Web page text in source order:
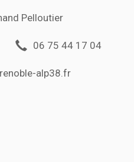
Pelloutier
06 75 44 17 04
alp38.fr